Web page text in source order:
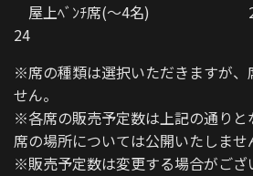
屋上ﾍﾞﾝﾁ席(～4名)
24
※席の種類は選択いただきますが、
せん。
※各席の販売予定数は上記の通りと
席の場所については公開いたしませ
※販売予定数は変更する場合がござ